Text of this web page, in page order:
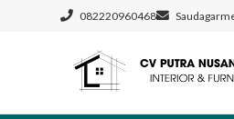
082220960468